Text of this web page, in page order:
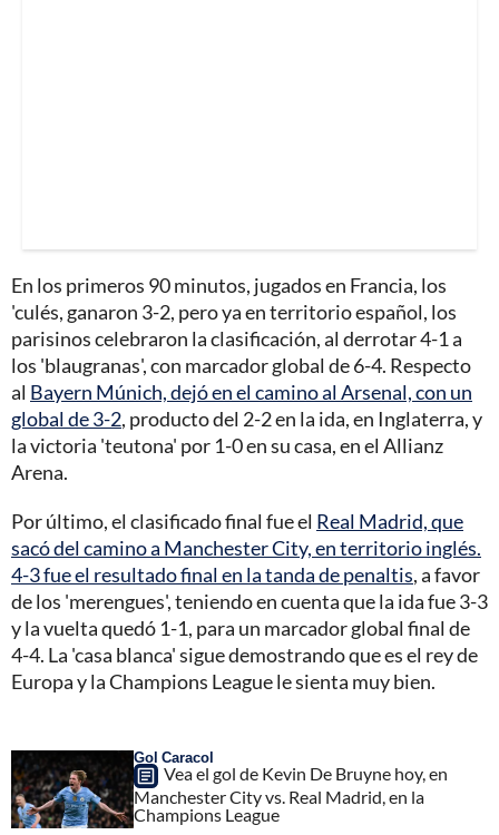
En los primeros 90 minutos, jugados en Francia, los
'culés, ganaron 3-2, pero ya en territorio español, los
parisinos celebraron la clasificación, al derrotar 4-1 a
los 'blaugranas', con marcador global de 6-4. Respecto
al Bayern Múnich, dejó en el camino al Arsenal, con un
global de 3-2, producto del 2-2 en la ida, en Inglaterra, y
la victoria 'teutona' por 1-0 en su casa, en el Allianz
Arena.
Por último, el clasificado final fue el Real Madrid, que
sacó del camino a Manchester City, en territorio inglés.
4-3 fue el resultado final en la tanda de penaltis, a favor
de los 'merengues', teniendo en cuenta que la ida fue 3-3
y la vuelta quedó 1-1, para un marcador global final de
4-4. La 'casa blanca' sigue demostrando que es el rey de
Europa y la Champions League le sienta muy bien.
Gol Caracol
Vea el gol de Kevin De Bruyne hoy, en
Manchester City vs. Real Madrid, en la
Champions League